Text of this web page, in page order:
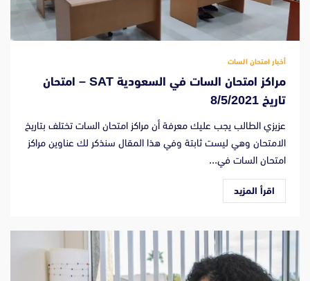
أخبار امتحان السات
مراكز امتحان السات في السعودية SAT – امتحان
تاريخ 8/5/2021
عزيزي الطالب يجب عليك معرفة أن مراكز امتحان السات تختلف بتاريخ
الامتحان وهي ليست ثابتة وفي هذا المقال سنذكر لك عناوين مراكز
امتحان السات في...
اقرأ المزيد